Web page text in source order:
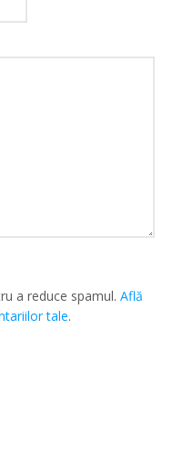
a reduce spamul.Află
tale.